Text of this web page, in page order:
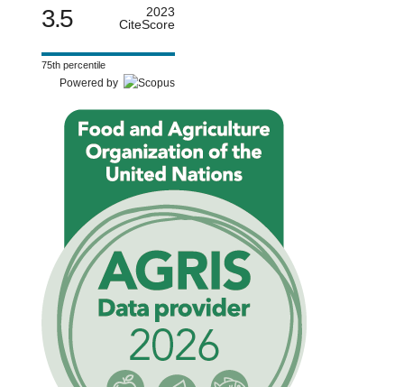
3.5
2023
CiteScore
75th percentile
Powered by